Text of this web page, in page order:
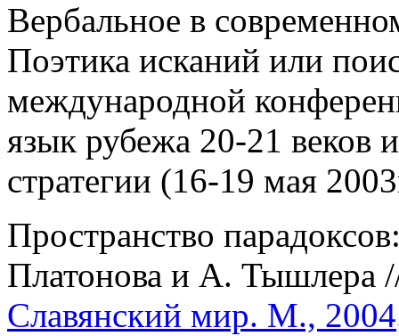
Вербальное в
Поэтика исканий или
международной
язык рубежа 20-21 веков
стратегии (16-19 мая
Пространство
Платонова и А. Тышлера
Славянский мир. М., 2004